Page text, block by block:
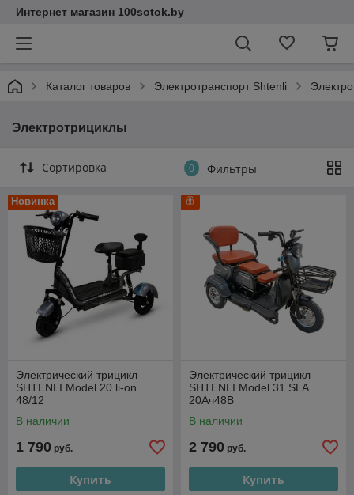
Интернет магазин 100sotok.by
Каталог товаров Электротранспорт Shtenli
Электротрициклы
Сортировка 0 Фильтры
Новинка
Электрический трицикл
SHTENLI Model 20 li-on
48/12
В наличии
1 790 руб.
Купить
Электрический трицикл
SHTENLI Model 31 SLA
20Ач48В
В наличии
2 790 руб.
Купить